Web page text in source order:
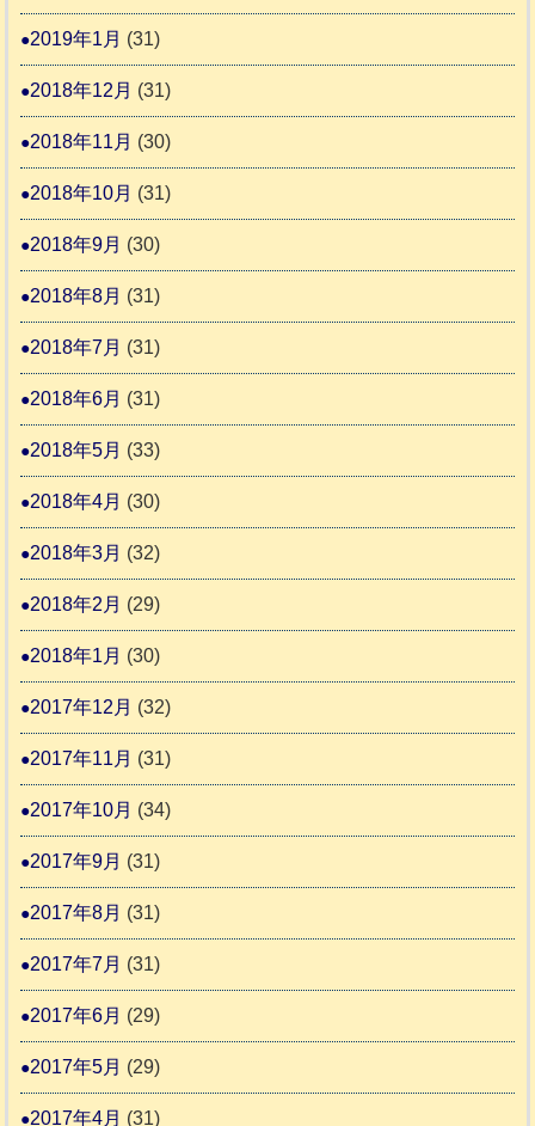
2019年1月 (31)
2018年12月 (31)
2018年11月 (30)
2018年10月 (31)
2018年9月 (30)
2018年8月 (31)
2018年7月 (31)
2018年6月 (31)
2018年5月 (33)
2018年4月 (30)
2018年3月 (32)
2018年2月 (29)
2018年1月 (30)
2017年12月 (32)
2017年11月 (31)
2017年10月 (34)
2017年9月 (31)
2017年8月 (31)
2017年7月 (31)
2017年6月 (29)
2017年5月 (29)
2017年4月 (31)